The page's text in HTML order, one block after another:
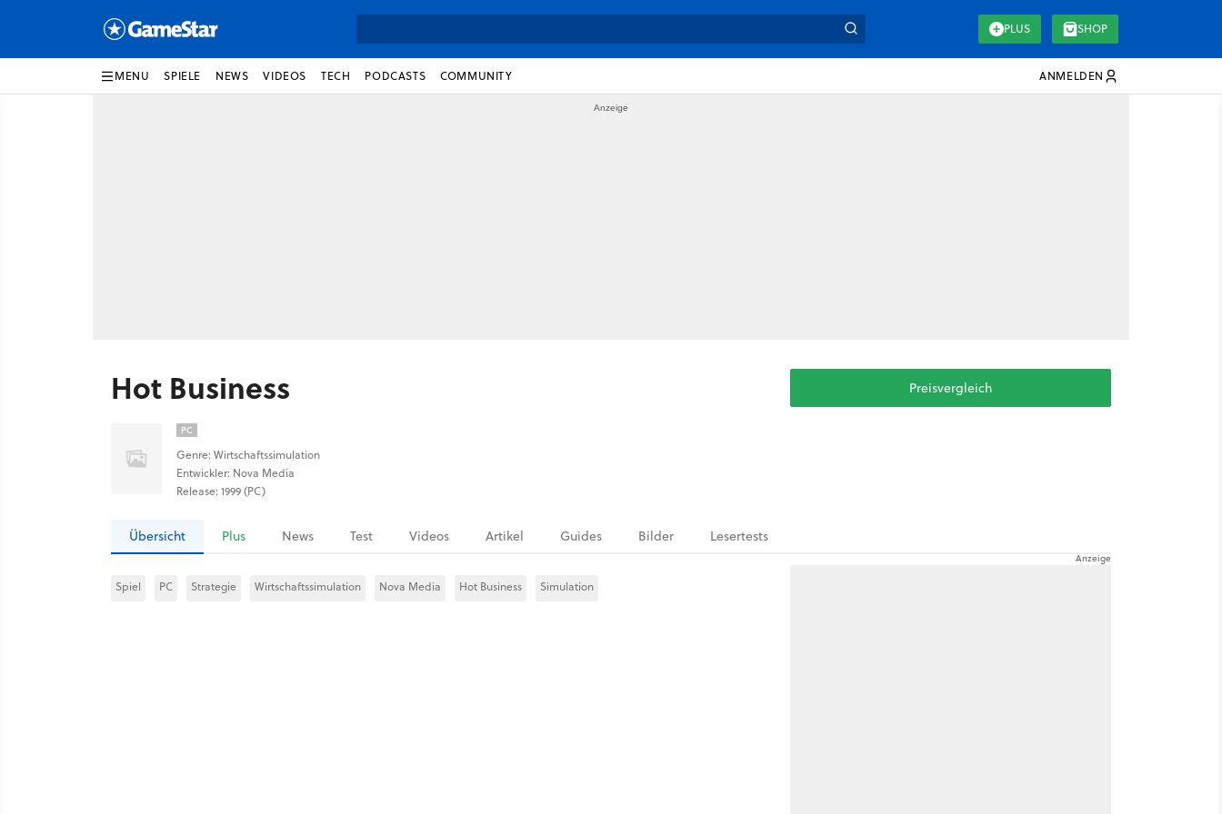
PLUS SHOP
MENU SPIELE NEWS VIDEOS TECH PODCASTS COMMUNITY ANMELDEN
Hot Business
PC
Genre: Wirtschaftssimulation
Entwickler: Nova Media
Release: 1999 (PC)
Preisvergleich
Übersicht Plus News Test Videos Artikel Guides Bilder Lesertests
Spiel PC Strategie Wirtschaftssimulation Nova Media Hot Business Simulation